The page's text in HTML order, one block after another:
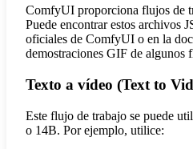
ComfyUI proporciona flujos de
Puede encontrar estos archivos
oficiales de ComfyUI o en la
demostraciones GIF de algunos
Texto a vídeo (Text to
Este flujo de trabajo se puede
o 14B. Por ejemplo, utilice: